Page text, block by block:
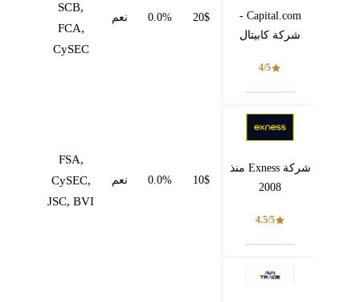
Capital.com -
شركة كابيتال
4/5
20$
0.0% نعم
SCB,
FCA,
CySEC
شركة Exness منذ
2008
4.5/5
10$
0.0% نعم
FSA,
CySEC,
JSC, BVI